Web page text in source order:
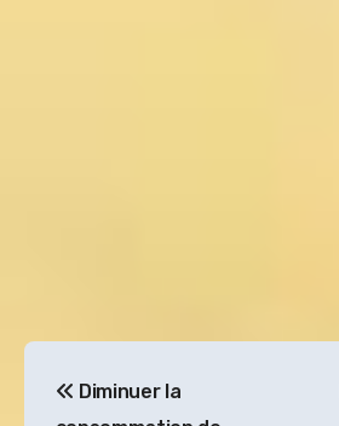
de
Diminuer la